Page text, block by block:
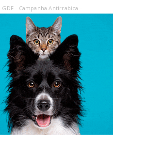
GDF - Campanha Antirrabica -